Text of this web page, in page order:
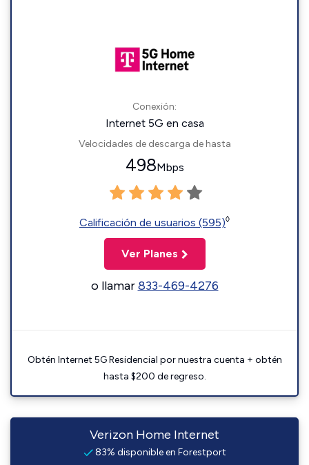
Conexión:
Internet 5G en casa
Velocidades de descarga de hasta
498Mbps
Calificación de usuarios (595)◊
Ver Planes
o llamar833-469-4276
Obtén Internet 5G Residencial por nuestra cuenta + obtén
hasta $200 de regreso.
Verizon Home Internet
83% disponible en Forestport